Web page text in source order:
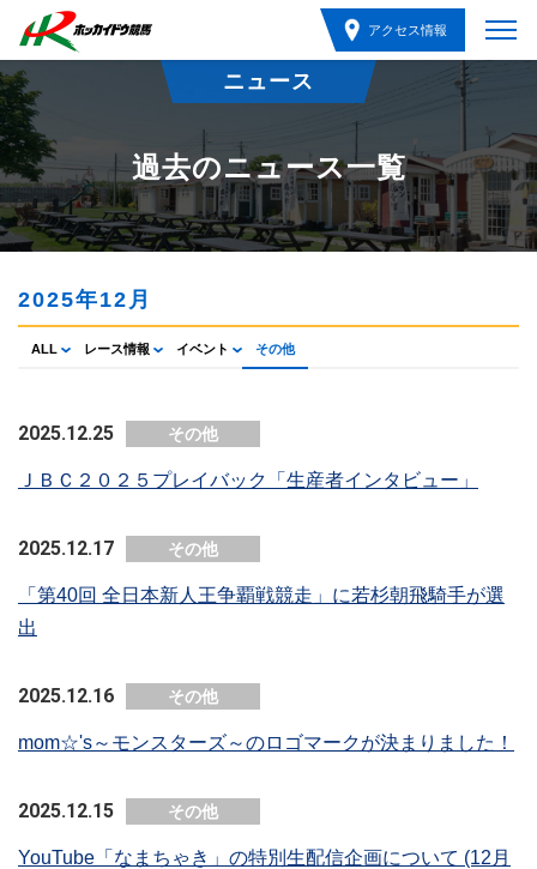
アクセス情報
ニュース
過去のニュース一覧
2025年12月
ALL レース情報 イベント その他
2025.12.25 その他
ＪＢＣ２０２５プレイバック「生産者インタビュー」
2025.12.17 その他
「第40回 全日本新人王争覇戦競走」に若杉朝飛騎手が選
出
2025.12.16 その他
mom☆'s～モンスターズ～のロゴマークが決まりました！
2025.12.15 その他
YouTube「なまちゃき」の特別生配信企画について (12月